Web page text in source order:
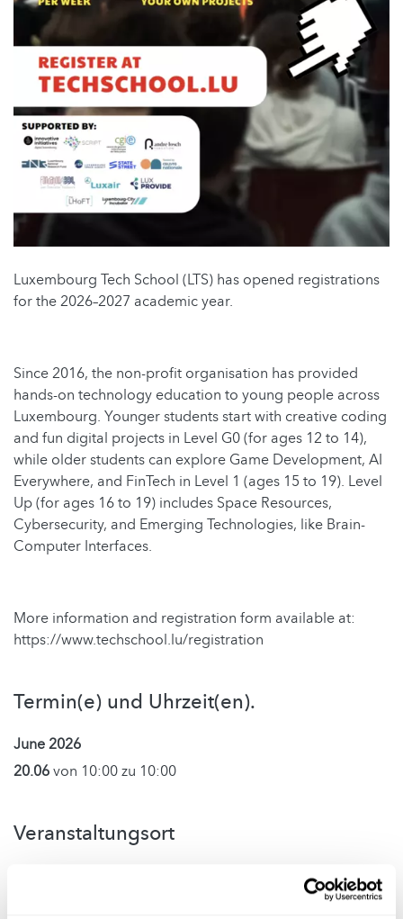
Luxembourg Tech School (LTS) has opened registrations
for the 2026–2027 academic year.
Since 2016, the non-profit organisation has provided
hands-on technology education to young people across
Luxembourg. Younger students start with creative coding
and fun digital projects in Level G0 (for ages 12 to 14),
while older students can explore Game Development, AI
Everywhere, and FinTech in Level 1 (ages 15 to 19). Level
Up (for ages 16 to 19) includes Space Resources,
Cybersecurity, and Emerging Technologies, like Brain-
Computer Interfaces.
More information and registration form available at:
https://www.techschool.lu/registration
Termin(e) und Uhrzeit(en).
June 2026
20.06von 10:00 zu 10:00
Veranstaltungsort